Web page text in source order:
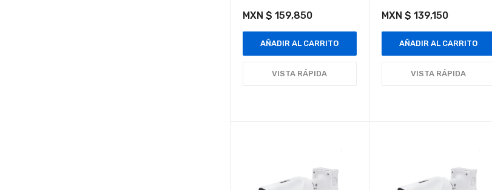
MXN $ 159,850
AÑADIR AL CARRITO
VISTA RÁPIDA
MXN $ 139,150
AÑADIR AL CARRITO
VISTA RÁPIDA